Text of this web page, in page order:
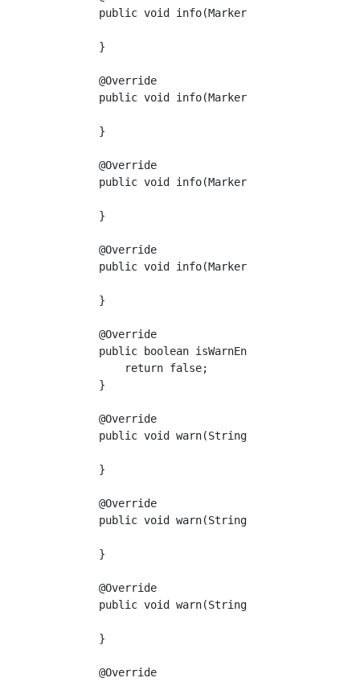
public void info(Marker marker, String
    }
    @Override
public void info(Marker marker, String
    }
    @Override
public void info(Marker marker, String
    }
    @Override
public void info(Marker marker, String
    }
    @Override
    public boolean isWarnEnabled() {
        return false;
    }
    @Override
    public void warn(String s) {
    }
    @Override
    public void warn(String s, Object o) {
    }
    @Override
public void warn(String s, Object...
    }
    @Override